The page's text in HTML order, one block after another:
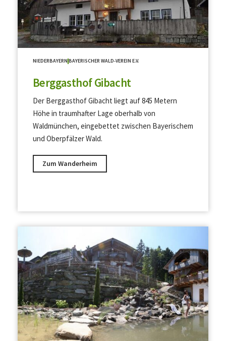
NIEDERBAYERN BAYERISCHER WALD-VEREIN E.V.
Berggasthof Gibacht
Der Berggasthof Gibacht liegt auf 845 Metern
Höhe in traumhafter Lage oberhalb von
Waldmünchen, eingebettet zwischen Bayerischem
und Oberpfälzer Wald.
Zum Wanderheim